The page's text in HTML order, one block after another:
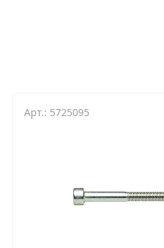
Арт.: 5725095